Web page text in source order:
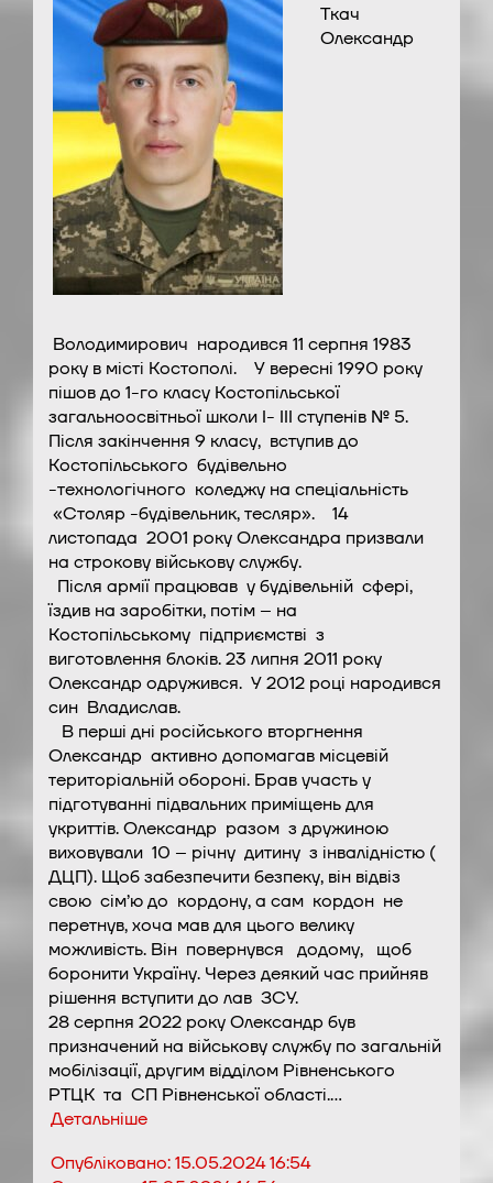
Ткач
Олександр
Володимирович народився 11 серпня 1983
року в місті Костополі. У вересні 1990 року
пішов до 1-го класу Костопільської
загальноосвітньої школи I- III ступенів № 5.
Після закінчення 9 класу, вступив до
Костопільського будівельно
-технологічного коледжу на спеціальність
«Столяр -будівельник, тесляр». 14
листопада 2001 року Олександра призвали
на строкову військову службу.
Після армії працював у будівельній сфері,
їздив на заробітки, потім – на
Костопільському підприємстві з
виготовлення блоків. 23 липня 2011 року
Олександр одружився. У 2012 році народився
син Владислав.
В перші дні російського вторгнення
Олександр активно допомагав місцевій
територіальній обороні. Брав участь у
підготуванні підвальних приміщень для
укриттів. Олександр разом з дружиною
виховували 10 – річну дитину з інвалідністю (
ДЦП). Щоб забезпечити безпеку, він відвіз
свою сім’ю до кордону, а сам кордон не
перетнув, хоча мав для цього велику
можливість. Він повернувся додому, щоб
боронити Україну. Через деякий час прийняв
рішення вступити до лав ЗСУ.
28 серпня 2022 року Олександр був
призначений на військову службу по загальній
мобілізації, другим відділом Рівненського
РТЦК та СП Рівненської області.…
Детальніше
Опубліковано:15.05.2024 16:54